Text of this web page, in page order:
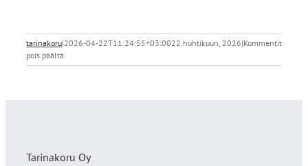
tarinakoru|2026-04-22T11:24:55+03:0022 huhtikuun, 2026|Kommentit
pois päältä
5146BD94-
Tarinakoru Oy